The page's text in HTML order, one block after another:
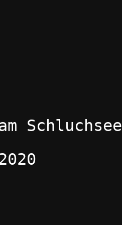
Schluchsee